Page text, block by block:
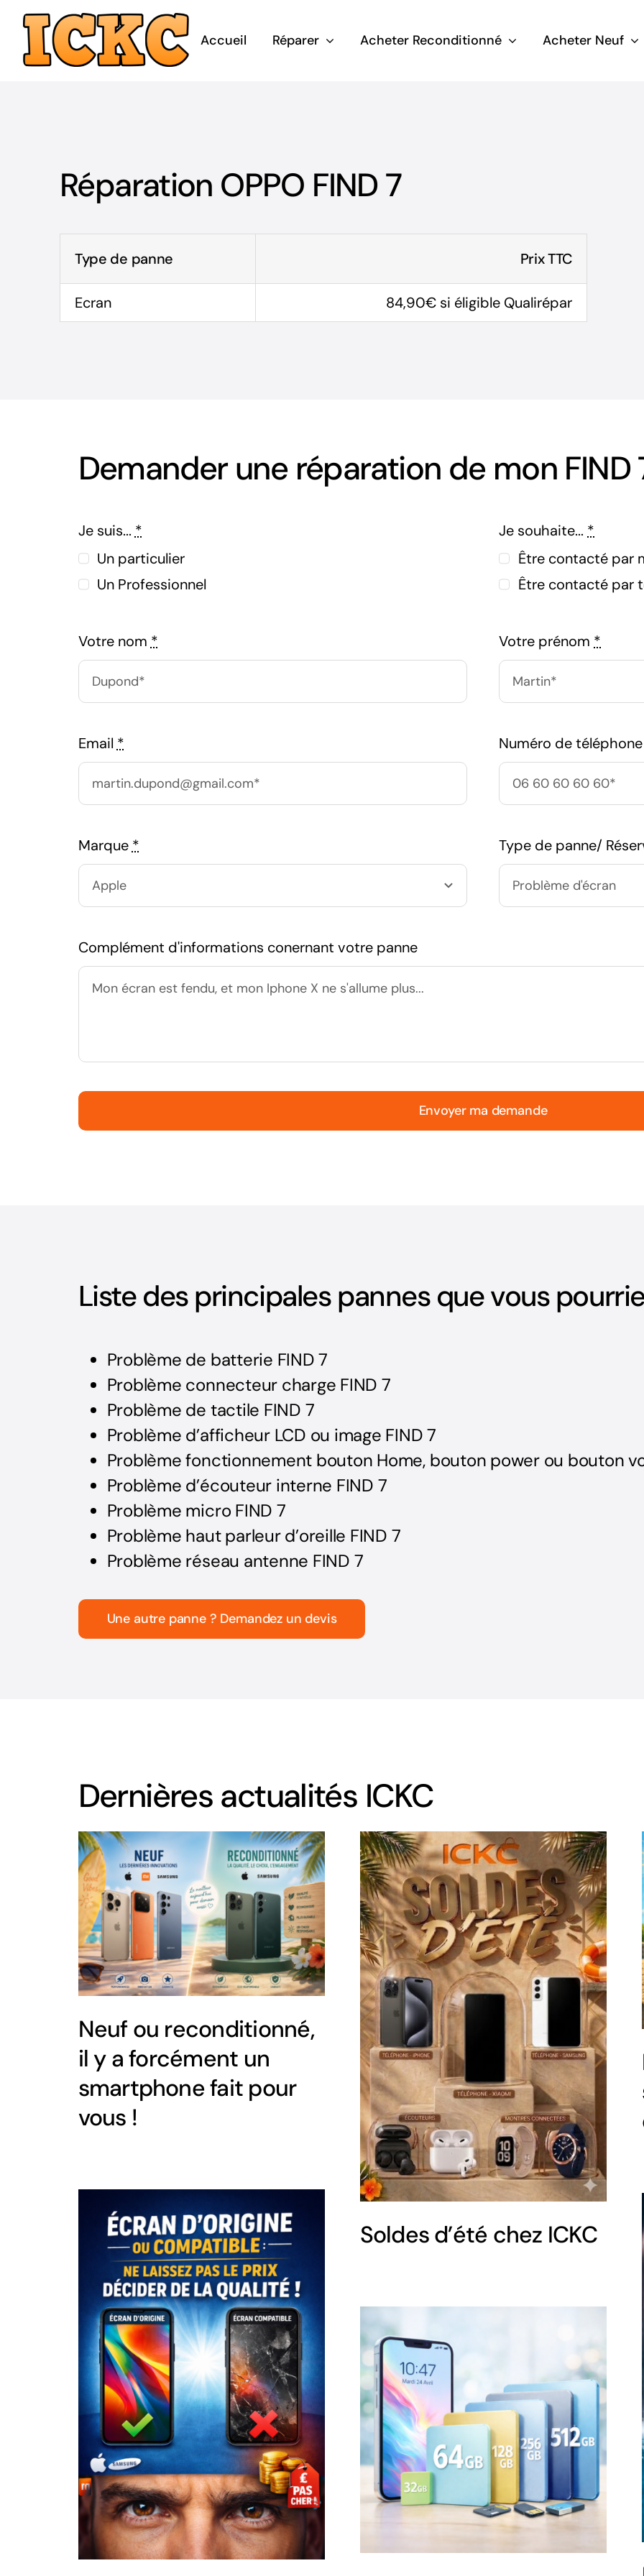
Passer
contenu
Accueil Réparer Acheter Reconditionné Acheter Neuf
Réparation OPPO FIND 7
Type de panne Prix TTC
Ecran 84,90€ si éligible Qualirépar
Demander une réparation de mon FIND
Je suis... *
Un particulier
Un Professionnel
Votre nom *
Email *
Marque *
Je souhaite... *
Être contacté par
Être contacté par
Votre prénom *
Numéro de téléphone
Type de panne/
Complément d'informations conernant votre panne
Envoyer ma demande
Liste des principales pannes que vous
Problème de batterie FIND 7
Problème connecteur charge FIND 7
Problème de tactile FIND 7
Problème d’afficheur LCD ou image FIND 7
Problème fonctionnement bouton Home, bouton power ou bouton
Problème d’écouteur interne FIND 7
Problème micro FIND 7
Problème haut parleur d’oreille FIND 7
Problème réseau antenne FIND 7
Une autre panne ? Demandez un devis
Dernières actualités ICKC
Neuf ou reconditionné,
il y a forcément un
smartphone fait pour
vous !
Soldes d’été chez ICKC